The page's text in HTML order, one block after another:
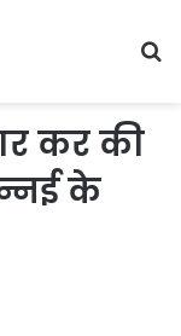
कर की
के